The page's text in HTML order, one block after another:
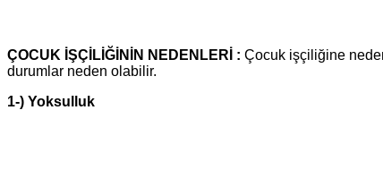
ÇOCUK İŞÇİLİĞİNİN NEDENLERİ : Çocuk işçiliğine
durumlar neden olabilir.
1-) Yoksulluk